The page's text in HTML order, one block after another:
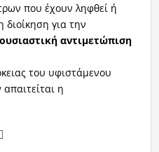
που έχουν ληφθεί ή
για την
ουσιαστική αντιμετώπιση
του υφιστάμενου
η